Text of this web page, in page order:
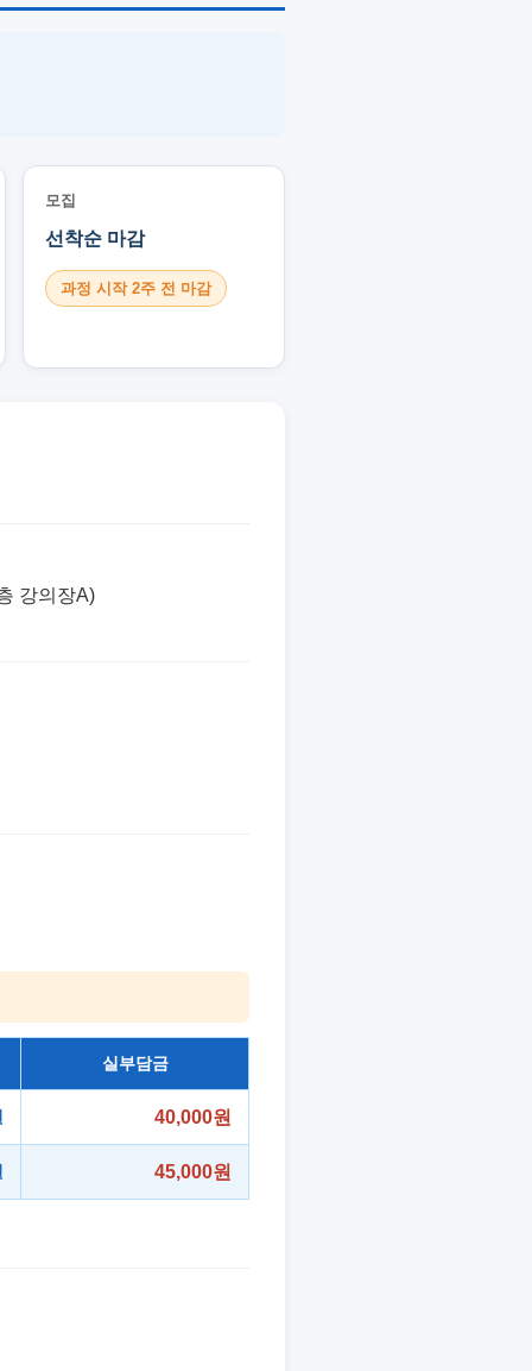
모집
선착순 마감
과정 시작 2주 전 마감
강의장A)
실부담금
40,000원
45,000원